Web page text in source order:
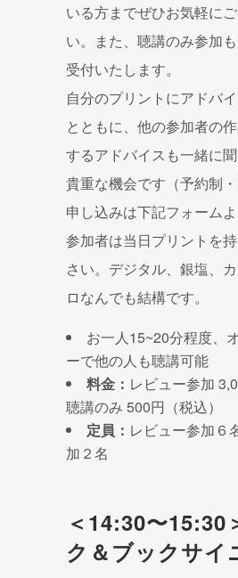
いる方までぜひお気軽に
い。また、聴講のみ参加
受付いたします。
自分のプリントにアドバ
とともに、他の参加者の
するアドバイスも一緒に
貴重な機会です（予約制
申し込みは下記フォームよ
参加者は当日プリントを
さい。デジタル、銀塩、
ロなんでも結構です。
お一人15~20分程度、
ーで他の人も聴講可能
料金： レビュー参加
聴講のみ 500円（税込）
定員： レビュー参加６
加２名
＜14:30〜15:30
ク＆ブックサイ